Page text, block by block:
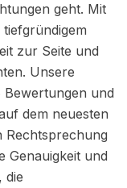
geht. Mit
zur Seite und
Unsere
Bewertungen und
dem neuesten
Rechtsprechung
Genauigkeit und
die